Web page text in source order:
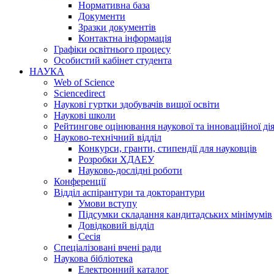
Нормативна база
Документи
Зразки документів
Контактна інформація
Графіки освітнього процесу
Особистий кабінет студента
НАУКА
Web of Science
Sciencedirect
Наукові гуртки здобувачів вищої освіти
Наукові школи
Рейтингове оцінювання наукової та інноваційної
Науково-технічний відділ
Конкурси, гранти, стипендії для науковців
Розробки ХДАЕУ
Науково-дослідні роботи
Конференції
Відділ аспірантури та докторантури
Умови вступу
Підсумки складання кандитадських мінімумів
Довідковий відділ
Сесія
Спеціалізовані вчені ради
Наукова бібліотека
Електронний каталог